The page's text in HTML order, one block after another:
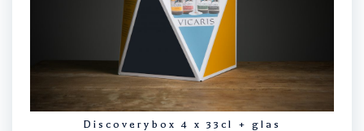
Discoverybox 4 x 33cl + glas